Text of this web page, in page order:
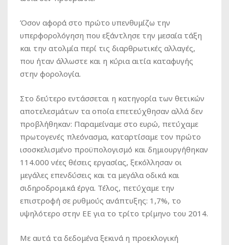
Όσον αφορά στο πρώτο υπενθυμίζω την
υπερφορολόγηση που εξάντλησε την μεσαία τάξη
και την ατολμία περί τις διαρθρωτικές αλλαγές,
που ήταν άλλωστε και η κύρια αιτία καταφυγής
στην φορολογία.
Στο δεύτερο εντάσσεται η κατηγορία των θετικών
αποτελεσμάτων τα οποία επετεύχθησαν αλλά δεν
προβλήθηκαν: Παραμείναμε στο ευρώ, πετύχαμε
πρωτογενές πλεόνασμα, καταρτίσαμε τον πρώτο
ισοσκελισμένο προϋπολογισμό και δημιουργήθηκαν
114.000 νέες θέσεις εργασίας, ξεκόλλησαν οι
μεγάλες επενδύσεις και τα μεγάλα οδικά και
σιδηροδρομικά έργα. Τέλος, πετύχαμε την
επιστροφή σε ρυθμούς ανάπτυξης: 1,7%, το
υψηλότερο στην ΕΕ για το τρίτο τρίμηνο του 2014.
Με αυτά τα δεδομένα ξεκινά η προεκλογική